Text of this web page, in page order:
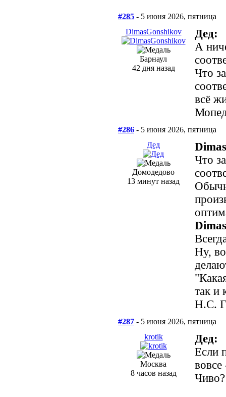
#285 - 5 июня 2026, пятница
DimasGonshikov
Барнаул
42 дня назад
Дед:
А
Что
всё
#286 - 5 июня 2026, пятница
Дед
Домодедово
13 минут назад
Что
Ну,
так и
Н.С.
#287 - 5 июня 2026, пятница
krotik
Москва
8 часов назад
Дед:
Если